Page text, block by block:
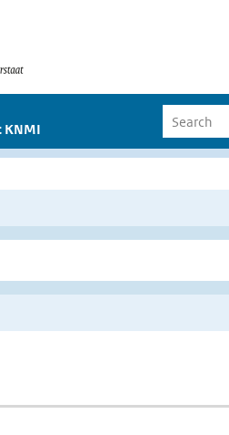
KNMI